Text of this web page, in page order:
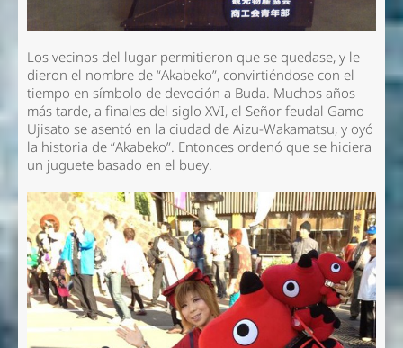
Los vecinos del lugar permitieron que se quedase, y le
dieron el nombre de “Akabeko”, convirtiéndose con el
tiempo en símbolo de devoción a Buda. Muchos años
más tarde, a finales del siglo XVI, el Señor feudal Gamo
Ujisato se asentó en la ciudad de Aizu-Wakamatsu, y oyó
la historia de “Akabeko”. Entonces ordenó que se hiciera
un juguete basado en el buey.